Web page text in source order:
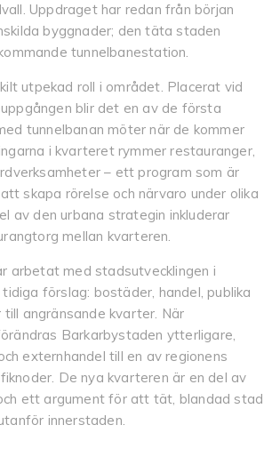
Uppdraget har redan från början
byggnader; den täta staden
tunnelbanestation.
utpekad roll i området. Placerat vid
blir det en av de första
tunnelbanan möter när de kommer
i kvarteret rymmer restauranger,
– ett program som är
skapa rörelse och närvaro under olika
av den urbana strategin inkluderar
mellan kvarteren.
arbetat med stadsutvecklingen i
förslag: bostäder, handel, publika
till angränsande kvarter. När
Barkarbystaden ytterligare,
externhandel till en av regionens
De nya kvarteren är en del av
ett argument för att tät, blandad stad
innerstaden.